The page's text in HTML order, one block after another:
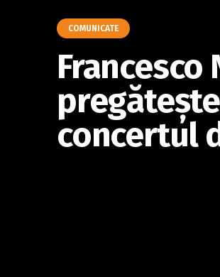
COMUNICATE
Francesco
concertul